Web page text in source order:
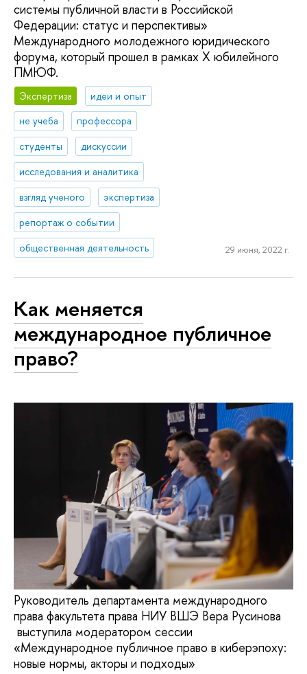
системы публичной власти в Российской
Федерации: статус и перспективы»
Международного молодежного юридического
форума, который прошел в рамках X юбилейного
ПМЮФ.
Экспертиза
идеи и опыт
не учеба
профессора
студенты
дискуссии
исследования и аналитика
взгляд ученого
экспертиза
репортаж о событии
общественная деятельность
29 июня, 2022 г.
Как меняется
международное публичное
право?
Руководитель департамента международного
права факультета права НИУ ВШЭ Вера Русинова
выступила модератором сессии
«Международное публичное право в киберэпоху:
новые нормы, акторы и подходы»